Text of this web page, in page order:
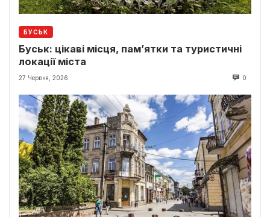
БУСЬК
Буськ: цікаві місця, пам’ятки та туристичні
локації міста
27 Червня, 2026 0